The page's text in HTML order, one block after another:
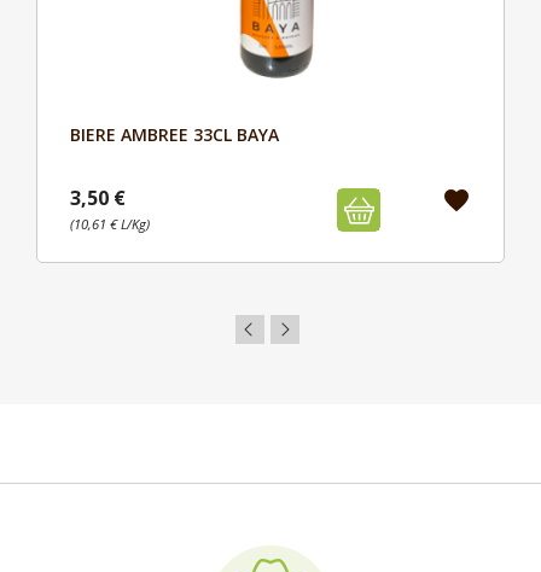
Aperçu
BIERE AMBREE 33CL BAYA
3,50 €
(10,61 € L/Kg)
favorite